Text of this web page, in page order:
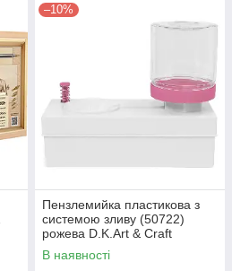
–10%
Пензлемийка пластикова з
системою зливу (50722)
рожева D.K.Art & Craft
В наявності